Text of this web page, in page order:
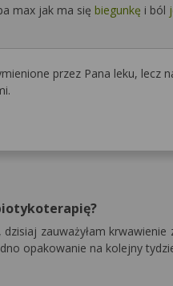
max jak ma się biegunkę i ból
przez Pana leku,
zauważyłam
opakowanie na kolejny